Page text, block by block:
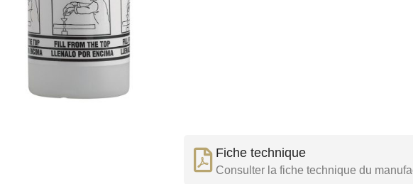
Fiche technique
Consulter la fiche technique du